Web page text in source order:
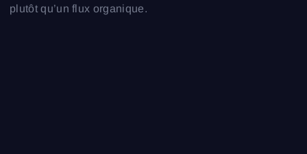
plutôt qu’un flux organique.